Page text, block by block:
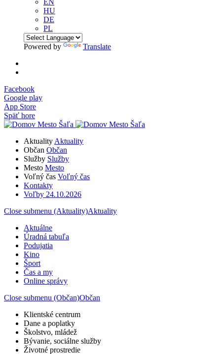
EN
HU
DE
PL
Powered by Translate
Facebook
Google play
App Store
Späť hore
Aktuality Aktuality
Občan Občan
Služby Služby
Mesto Mesto
Voľný čas Voľný čas
Kontakty
Voľby 24.10.2026
Close submenu (Aktuality)Aktuality
Aktuálne
Úradná tabuľa
Podujatia
Kino
Šport
Čas a my
Online správy
Close submenu (Občan)Občan
Klientské centrum
Dane a poplatky
Školstvo, mládež
Bývanie, sociálne služby
Životné prostredie